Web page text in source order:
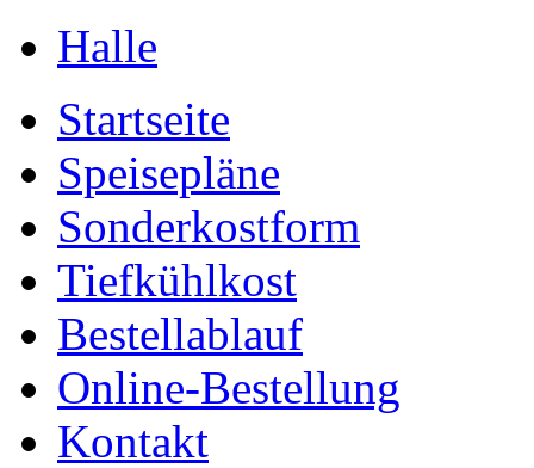
Halle
Startseite
Speisepläne
Sonderkostform
Tiefkühlkost
Bestellablauf
Online-Bestellung
Kontakt